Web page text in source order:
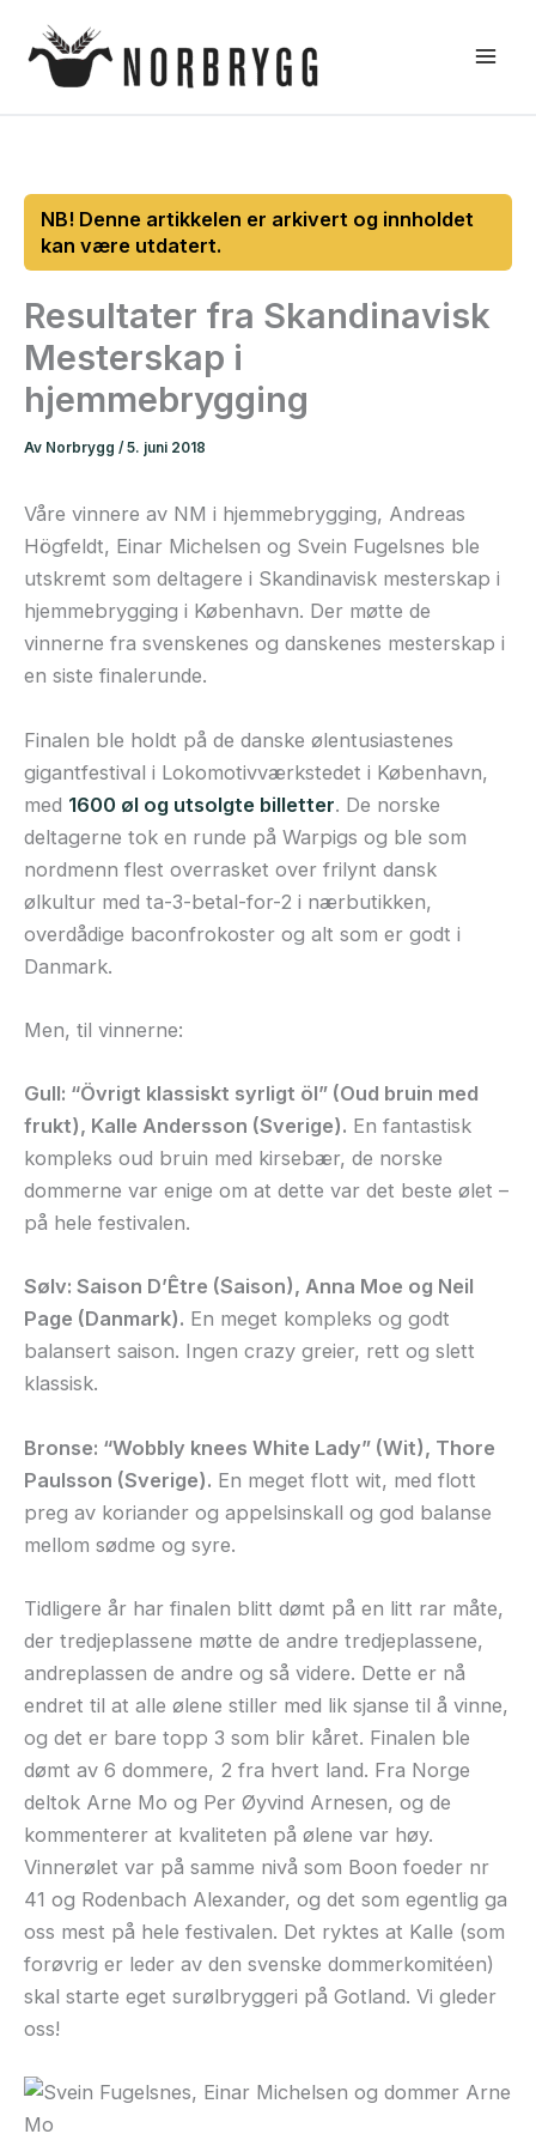
rett
Resultater fra Skandinavisk
Mesterskap i
hjemmebrygging
Av Norbrygg / 5. juni 2018
Våre vinnere av NM i hjemmebrygging, Andreas
Högfeldt, Einar Michelsen og Svein Fugelsnes ble
utskremt som deltagere i Skandinavisk mesterskap i
hjemmebrygging i København. Der møtte de
vinnerne fra svenskenes og danskenes mesterskap i
en siste finalerunde.
Finalen ble holdt på de danske ølentusiastenes
gigantfestival i Lokomotivværkstedet i København,
med 1600 øl og utsolgte billetter. De norske
deltagerne tok en runde på Warpigs og ble som
nordmenn flest overrasket over frilynt dansk
ølkultur med ta-3-betal-for-2 i nærbutikken,
overdådige baconfrokoster og alt som er godt i
Danmark.
Men, til vinnerne:
Gull: “Övrigt klassiskt syrligt öl” (Oud bruin med
frukt), Kalle Andersson (Sverige). En fantastisk
kompleks oud bruin med kirsebær, de norske
dommerne var enige om at dette var det beste ølet –
på hele festivalen.
Sølv: Saison D’Être (Saison), Anna Moe og Neil
Page (Danmark). En meget kompleks og godt
balansert saison. Ingen crazy greier, rett og slett
klassisk.
Bronse: “Wobbly knees White Lady” (Wit), Thore
Paulsson (Sverige). En meget flott wit, med flott
preg av koriander og appelsinskall og god balanse
mellom sødme og syre.
Tidligere år har finalen blitt dømt på en litt rar måte,
der tredjeplassene møtte de andre tredjeplassene,
andreplassen de andre og så videre. Dette er nå
endret til at alle ølene stiller med lik sjanse til å vinne,
og det er bare topp 3 som blir kåret. Finalen ble
dømt av 6 dommere, 2 fra hvert land. Fra Norge
deltok Arne Mo og Per Øyvind Arnesen, og de
kommenterer at kvaliteten på ølene var høy.
Vinnerølet var på samme nivå som Boon foeder nr
41 og Rodenbach Alexander, og det som egentlig ga
oss mest på hele festivalen. Det ryktes at Kalle (som
forøvrig er leder av den svenske dommerkomitéen)
skal starte eget surølbryggeri på Gotland. Vi gleder
oss!